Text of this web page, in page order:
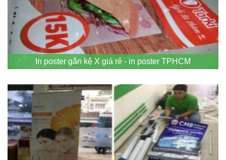
In poster gắn kệ X giá rẻ - in poster TPHCM